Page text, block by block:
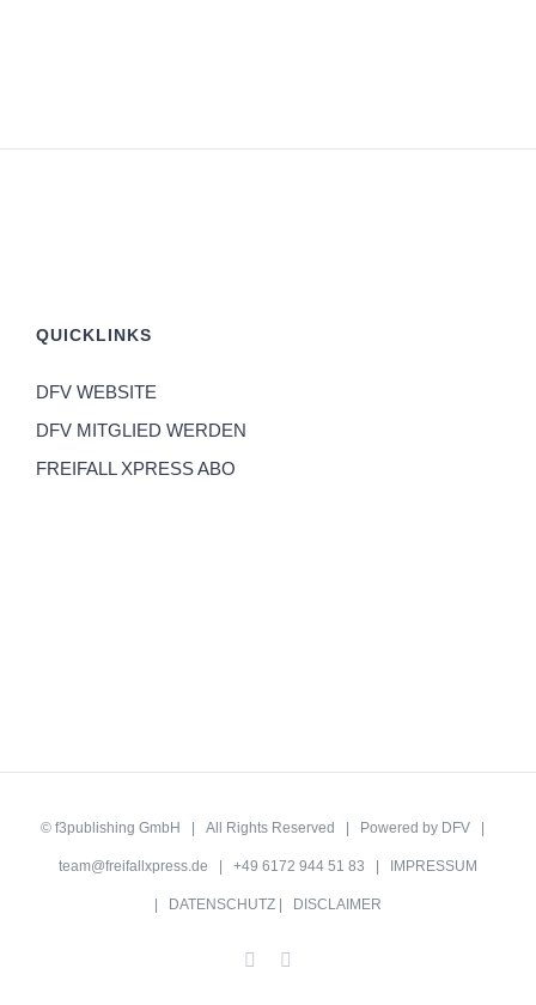
QUICKLINKS
DFV WEBSITE
DFV MITGLIED WERDEN
FREIFALL XPRESS ABO
© f3publishing GmbH | All Rights Reserved | Powered by DFV
team@freifallxpress.de | +49 6172 944 51 83 | IMPRESSUM
DATENSCHUTZ DISCLAIMER
Facebook